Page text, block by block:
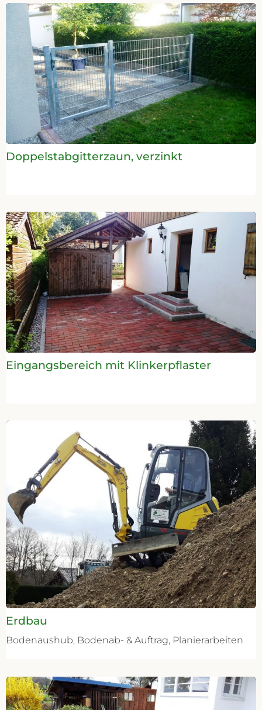
Doppelstabgitterzaun, verzinkt
Eingangsbereich mit Klinkerpflaster
Erdbau
Bodenaushub, Bodenab- & Auftrag, Planierarbeiten